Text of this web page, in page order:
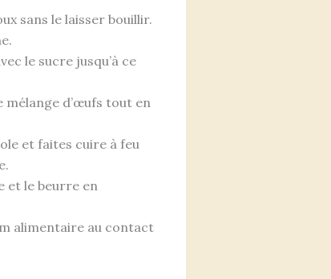
sans le laisser bouillir.
le sucre jusqu’à ce
d’œufs tout en
et faites cuire à feu
et le beurre en
alimentaire au contact